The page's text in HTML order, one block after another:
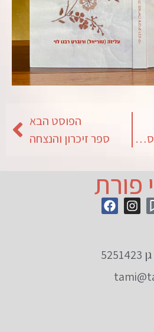
סיפור על חברות ועסקים
הפוסט הבא
ספר זיכרון והנצחה
פורת